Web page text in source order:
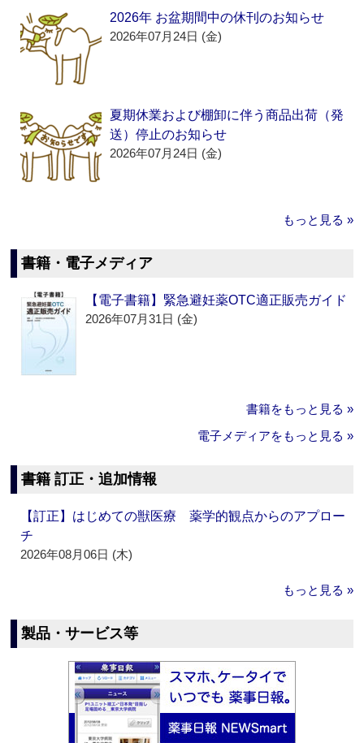
2026年 お盆期間中の休刊のお知らせ
2026年07月24日 (金)
夏期休業および棚卸に伴う商品出荷（発
送）停止のお知らせ
2026年07月24日 (金)
もっと見る »
書籍・電子メディア
【電子書籍】緊急避妊薬OTC適正販売ガイド
2026年07月31日 (金)
書籍をもっと見る »
電子メディアをもっと見る »
書籍 訂正・追加情報
【訂正】はじめての獣医療 薬学的観点からのアプロー
チ
2026年08月06日 (木)
もっと見る »
製品・サービス等